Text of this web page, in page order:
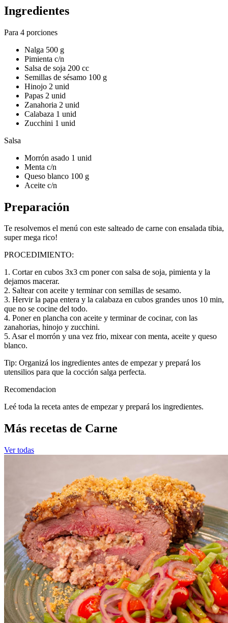
Ingredientes
Para 4 porciones
Nalga 500 g
Pimienta c/n
Salsa de soja 200 cc
Semillas de sésamo 100 g
Hinojo 2 unid
Papas 2 unid
Zanahoria 2 unid
Calabaza 1 unid
Zucchini 1 unid
Salsa
Morrón asado 1 unid
Menta c/n
Queso blanco 100 g
Aceite c/n
Preparación
Te resolvemos el menú con este salteado de carne con ensalada tibia,
super mega rico!
PROCEDIMIENTO:
1. Cortar en cubos 3x3 cm poner con salsa de soja, pimienta y la
dejamos macerar.
2. Saltear con aceite y terminar con semillas de sesamo.
3. Hervir la papa entera y la calabaza en cubos grandes unos 10 min,
que no se cocine del todo.
4. Poner en plancha con aceite y terminar de cocinar, con las
zanahorias, hinojo y zucchini.
5. Asar el morrón y una vez frio, mixear con menta, aceite y queso
blanco.
Tip: Organizá los ingredientes antes de empezar y prepará los
utensilios para que la cocción salga perfecta.
Recomendacion
Leé toda la receta antes de empezar y prepará los ingredientes.
Más recetas de Carne
Ver todas